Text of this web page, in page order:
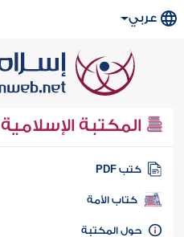
عربي
المكتبة الإسلامية
كتب PDF
كتاب الأمة